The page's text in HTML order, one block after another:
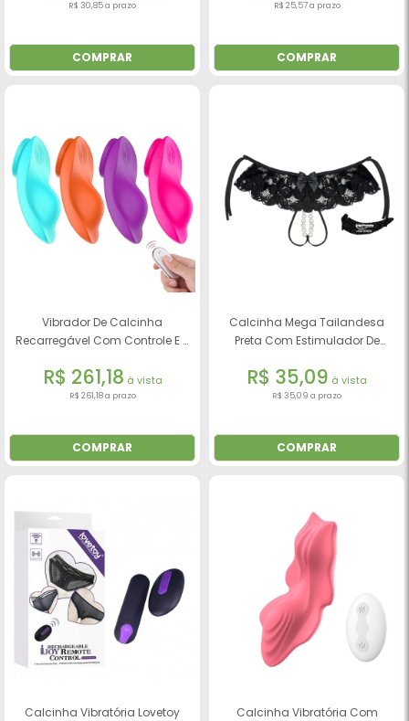
R$ 30,85 a prazo
COMPRAR
R$ 25,57 a prazo
COMPRAR
Vibrador De Calcinha
Recarregável Com Controle E 9
R$ 261,18 à vista
R$ 261,18 a prazo
COMPRAR
Calcinha Mega Tailandesa
Preta Com Estimulador De
R$ 35,09 à vista
R$ 35,09 a prazo
COMPRAR
Calcinha Vibratória Lovetoy
Calcinha Vibratória Com